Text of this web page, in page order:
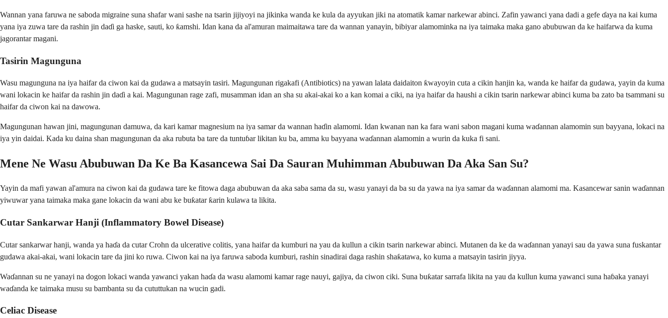
Wannan yana faruwa ne saboda migraine suna shafar wani sashe na tsarin jijiyoyi na jikinka wanda ke kula da ayyukan jiki na atomatik kamar narkewar abinci. Zafin yawanci yana dadi a gefe ɗaya na kai kuma
yana iya zuwa tare da rashin jin daɗi ga haske, sauti, ko ƙamshi. Idan kana da al'amuran maimaitawa tare da wannan yanayin, bibiyar alamominka na iya taimaka maka gano abubuwan da ke haifarwa da kuma
jagorantar magani.
Tasirin Magunguna
Wasu magunguna na iya haifar da ciwon kai da gudawa a matsayin tasiri. Magungunan rigakafi (Antibiotics) na yawan lalata daidaiton ƙwayoyin cuta a cikin hanjin ka, wanda ke haifar da gudawa, yayin da kuma
wani lokacin ke haifar da rashin jin daɗi a kai. Magungunan rage zafi, musamman idan an sha su akai-akai ko a kan komai a ciki, na iya haifar da haushi a cikin tsarin narkewar abinci kuma ba zato ba tsammani su
haifar da ciwon kai na dawowa.
Magungunan hawan jini, magungunan damuwa, da kari kamar magnesium na iya samar da wannan haɗin alamomi. Idan kwanan nan ka fara wani sabon magani kuma waɗannan alamomin sun bayyana, lokaci na
iya yin daidai. Kada ku daina shan magungunan da aka rubuta ba tare da tuntuɓar likitan ku ba, amma ku bayyana waɗannan alamomin a wurin da kuka fi sani.
Mene Ne Wasu Abubuwan Da Ke Ba Kasancewa Sai Da Sauran Muhimman Abubuwan Da Aka San Su?
Yayin da mafi yawan al'amura na ciwon kai da gudawa tare ke fitowa daga abubuwan da aka saba sama da su, wasu yanayi da ba su da yawa na iya samar da waɗannan alamomi ma. Kasancewar sanin waɗannan
yiwuwar yana taimaka maka gane lokacin da wani abu ke buƙatar ƙarin kulawa ta likita.
Cutar Sankarwar Hanji (Inflammatory Bowel Disease)
Cutar sankarwar hanji, wanda ya haɗa da cutar Crohn da ulcerative colitis, yana haifar da kumburi na yau da kullun a cikin tsarin narkewar abinci. Mutanen da ke da waɗannan yanayi sau da yawa suna fuskantar
gudawa akai-akai, wani lokacin tare da jini ko ruwa. Ciwon kai na iya faruwa saboda kumburi, rashin sinadirai daga rashin shaƙatawa, ko kuma a matsayin tasirin jiyya.
Waɗannan su ne yanayi na dogon lokaci wanda yawanci yakan haɗa da wasu alamomi kamar rage nauyi, gajiya, da ciwon ciki. Suna buƙatar sarrafa likita na yau da kullun kuma yawanci suna haɓaka yanayi
waɗanda ke taimaka musu su bambanta su da cututtukan na wucin gadi.
Celiac Disease